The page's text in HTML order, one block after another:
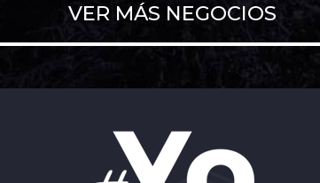
VER MÁS NEGOCIOS